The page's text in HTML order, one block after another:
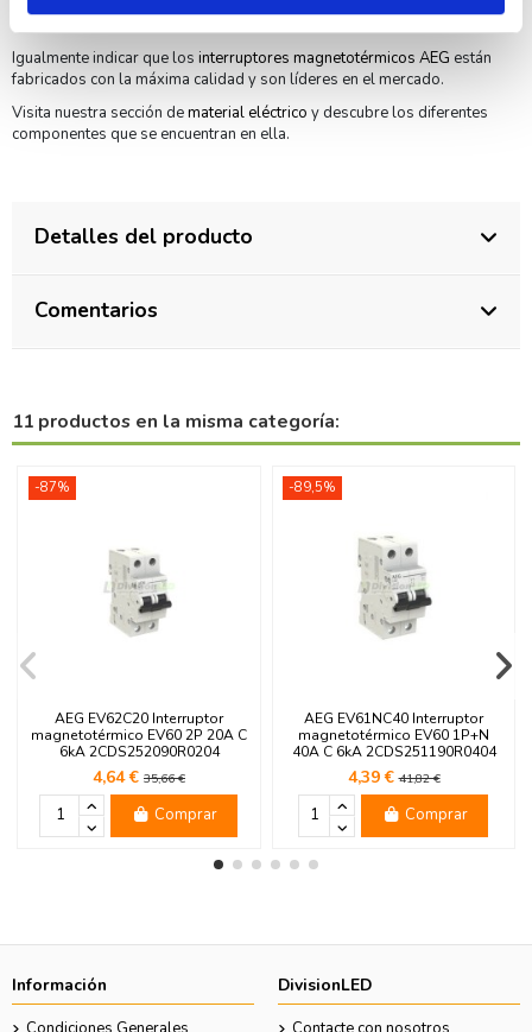
Igualmente indicar que los interruptores magnetotérmicos AEG están
fabricados con la máxima calidad y son líderes en el mercado.
Visita nuestra sección dematerial eléctrico y descubre los diferentes
componentes que se encuentran en ella.
Detalles del producto
Comentarios
11 productos en la misma categoría:
-87%
AEG EV62C20 Interruptor
magnetotérmico EV60 2P 20A C
6kA 2CDS252090R0204
4,64 € 35,66 €
Comprar
-89,5%
AEG EV61NC40 Interruptor
magnetotérmico EV60 1P+N
40A C 6kA 2CDS251190R0404
4,39 €41,82 €
Comprar
Información DivisionLED